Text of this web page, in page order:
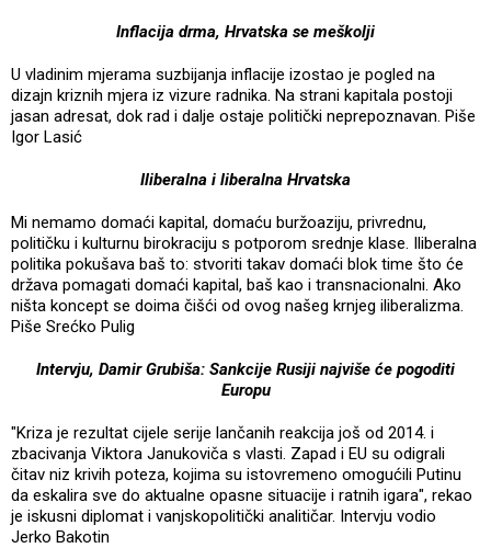
Inflacija drma, Hrvatska se meškolji
U vladinim mjerama suzbijanja inflacije izostao je pogled na
dizajn kriznih mjera iz vizure radnika. Na strani kapitala postoji
jasan adresat, dok rad i dalje ostaje politički neprepoznavan. Piše
Igor Lasić
Iliberalna i liberalna Hrvatska
Mi nemamo domaći kapital, domaću buržoaziju, privrednu,
političku i kulturnu birokraciju s potporom srednje klase. Iliberalna
politika pokušava baš to: stvoriti takav domaći blok time što će
država pomagati domaći kapital, baš kao i transnacionalni. Ako
ništa koncept se doima čišći od ovog našeg krnjeg iliberalizma.
Piše Srećko Pulig
Intervju, Damir Grubiša: Sankcije Rusiji najviše će pogoditi
Europu
"Kriza je rezultat cijele serije lančanih reakcija još od 2014. i
zbacivanja Viktora Janukoviča s vlasti. Zapad i EU su odigrali
čitav niz krivih poteza, kojima su istovremeno omogućili Putinu
da eskalira sve do aktualne opasne situacije i ratnih igara", rekao
je iskusni diplomat i vanjskopolitički analitičar. Intervju vodio
Jerko Bakotin